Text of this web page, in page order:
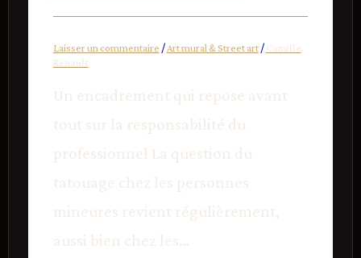
Laisser un commentaire / Art mural & Street art/ Camille
Renault
Un encadrement qui repose avant
tout sur la responsabilité du
professionnel La question du
tatouage chez les personnes
mineures revient régulièrement,
aussi bien chez les…